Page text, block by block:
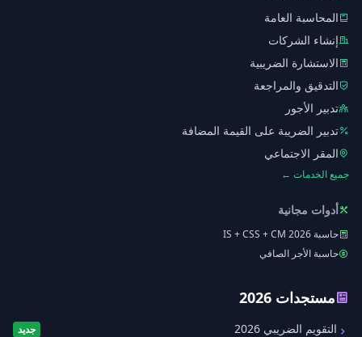
المحاسبة العامة
إنشاء الشركات
الاستشارة الضريبية
التدقيق والمراجعة
تدبير الأجور
تدبير الضريبة على القيمة المضافة
المقر الاجتماعي
جميع الخدمات ←
أدوات مجانية
حاسبة IS + CSS + CM 2026
حاسبة الأجر الصافي
مستجدات 2026
التقويم الضريبي 2026 جديد